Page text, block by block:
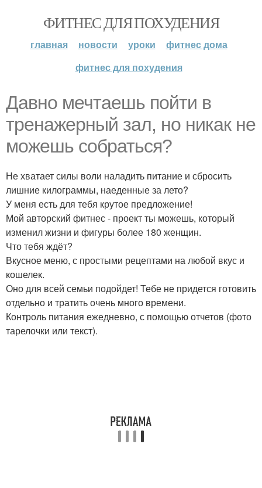
ФИТНЕС ДЛЯ ПОХУДЕНИЯ
главная новости уроки
фитнес дома
фитнес для похудения
Давно мечтаешь пойти в
тренажерный зал, но никак не
можешь собраться?
Не хватает силы воли наладить питание и сбросить
лишние килограммы, наеденные за лето?
У меня есть для тебя крутое предложение!
Мой авторский фитнес - проект ты можешь, который
изменил жизни и фигуры более 180 женщин.
Что тебя ждёт?
Вкусное меню, с простыми рецептами на любой вкус и
кошелек.
Оно для всей семьи подойдет! Тебе не придется готовить
отдельно и тратить очень много времени.
Контроль питания ежедневно, с помощью отчетов (фото
тарелочки или текст).